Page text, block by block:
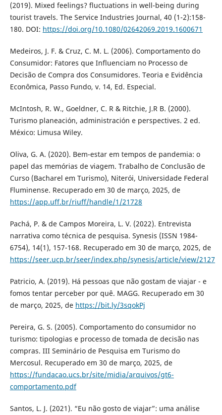
(2019). Mixed feelings? fluctuations in well-being during
tourist travels. The Service Industries Journal, 40 (1-2):158-
180. DOI: https://doi.org/10.1080/02642069.2019.1600671
Medeiros, J. F. & Cruz, C. M. L. (2006). Comportamento do
Consumidor: Fatores que Influenciam no Processo de
Decisão de Compra dos Consumidores. Teoria e Evidência
Econômica, Passo Fundo, v. 14, Ed. Especial.
McIntosh, R. W., Goeldner, C. R & Ritchie, J.R B. (2000).
Turismo planeación, administración e perspectives. 2 ed.
México: Limusa Wiley.
Oliva, G. A. (2020). Bem-estar em tempos de pandemia: o
papel das memórias de viagem. Trabalho de Conclusão de
Curso (Bacharel em Turismo), Niterói, Universidade Federal
Fluminense. Recuperado em 30 de março, 2025, de
https://app.uff.br/riuff/handle/1/21728
Pachá, P. & de Campos Moreira, L. V. (2022). Entrevista
narrativa como técnica de pesquisa. Synesis (ISSN 1984-
6754), 14(1), 157-168. Recuperado em 30 de março, 2025, de
https://seer.ucp.br/seer/index.php/synesis/article/view/2127
Patricio, A. (2019). Há pessoas que não gostam de viajar - e
fomos tentar perceber por quê. MAGG. Recuperado em 30
de março, 2025, de https://bit.ly/3sqokPj
Pereira, G. S. (2005). Comportamento do consumidor no
turismo: tipologias e processo de tomada de decisão nas
compras. III Seminário de Pesquisa em Turismo do
Mercosul. Recuperado em 30 de março, 2025, de
https://fundacao.ucs.br/site/midia/arquivos/gt6-
comportamento.pdf
Santos, L. J. (2021). “Eu não gosto de viajar”: uma análise